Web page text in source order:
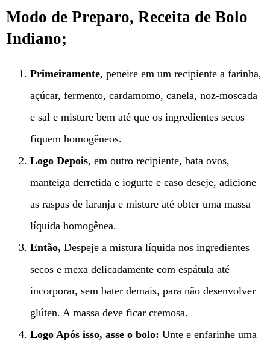
Modo de Preparo, Receita de Bolo
Indiano;
Primeiramente, peneire em um recipiente a farinha,
açúcar, fermento, cardamomo, canela, noz-moscada
e sal e misture bem até que os ingredientes secos
fiquem homogêneos.
Logo Depois, em outro recipiente, bata ovos,
manteiga derretida e iogurte e caso deseje, adicione
as raspas de laranja e misture até obter uma massa
líquida homogênea.
Então, Despeje a mistura líquida nos ingredientes
secos e mexa delicadamente com espátula até
incorporar, sem bater demais, para não desenvolver
glúten. A massa deve ficar cremosa.
Logo Após isso, asse o bolo: Unte e enfarinhe uma